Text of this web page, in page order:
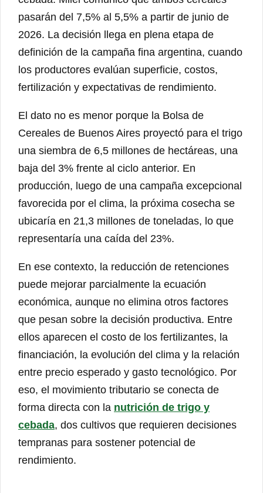
pasarán del 7,5% al 5,5% a partir de junio de
2026. La decisión llega en plena etapa de
definición de la campaña fina argentina, cuando
los productores evalúan superficie, costos,
fertilización y expectativas de rendimiento.
El dato no es menor porque la Bolsa de
Cereales de Buenos Aires proyectó para el trigo
una siembra de 6,5 millones de hectáreas, una
baja del 3% frente al ciclo anterior. En
producción, luego de una campaña excepcional
favorecida por el clima, la próxima cosecha se
ubicaría en 21,3 millones de toneladas, lo que
representaría una caída del 23%.
En ese contexto, la reducción de retenciones
puede mejorar parcialmente la ecuación
económica, aunque no elimina otros factores
que pesan sobre la decisión productiva. Entre
ellos aparecen el costo de los fertilizantes, la
financiación, la evolución del clima y la relación
entre precio esperado y gasto tecnológico. Por
eso, el movimiento tributario se conecta de
forma directa con la nutrición de trigo y
cebada, dos cultivos que requieren decisiones
tempranas para sostener potencial de
rendimiento.